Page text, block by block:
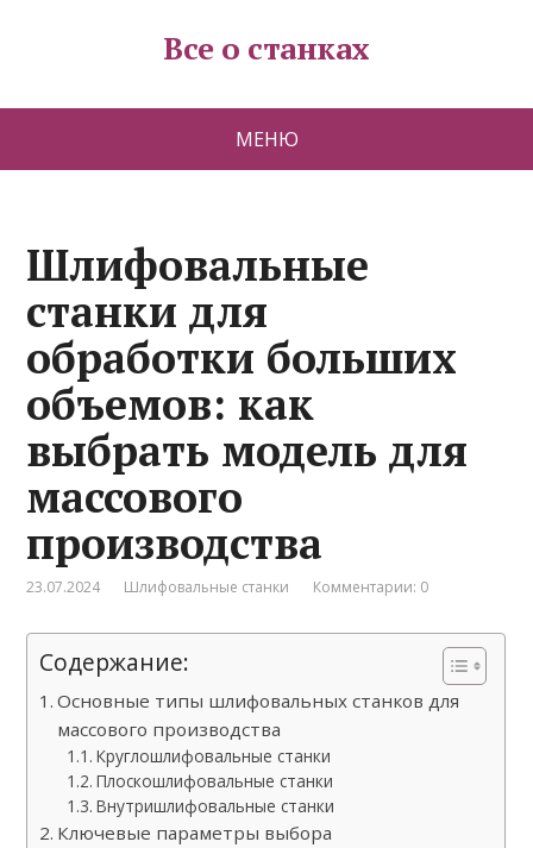
Все о станках
МЕНЮ
Шлифовальные
станки для
обработки больших
объемов: как
выбрать модель для
массового
производства
23.07.2024 Шлифовальные станки Комментарии: 0
Содержание:
Основные типы шлифовальных станков для
массового производства
Круглошлифовальные станки
Плоскошлифовальные станки
Внутришлифовальные станки
Ключевые параметры выбора